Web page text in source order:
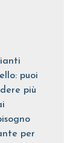
puoi
più
per